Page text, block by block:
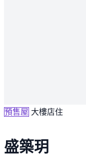
預售屋 大樓店住
盛築玥